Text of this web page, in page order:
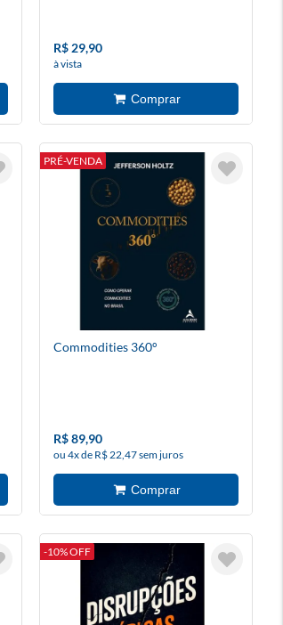
R$ 29,90
à vista
PRÉ-VENDA
Commodities 360°
R$ 89,90
ou 4x de R$ 22,47 sem juros
-10% OFF